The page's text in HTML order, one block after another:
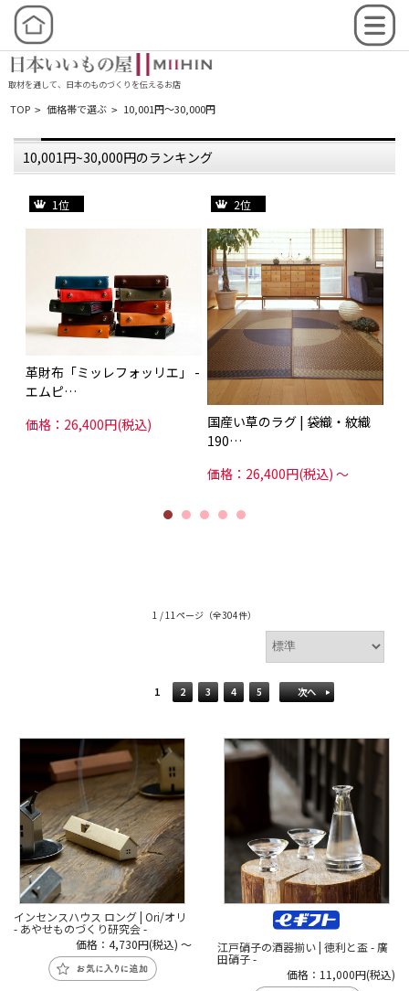
取材を通して、日本のものづくりを伝えるお店
TOP > 価格帯で選ぶ > 10,001円～30,000円
10,001円~30,000円のランキング
1位
革財布「ミッレフォッリエ」 -
エムピ…
価格：26,400円(税込)
2位
国産い草のラグ | 袋織・紋織
190…
価格：26,400円(税込) ～
1 / 11ページ （全304件）
1 2 3 4 5 次へ
インセンスハウス ロング | Ori/オリ
- あやせものづくり研究会 -
価格：4,730円(税込) ～ 江戸硝子の酒器揃い | 徳利と盃 - 廣
田硝子 -
価格：11,000円(税込)